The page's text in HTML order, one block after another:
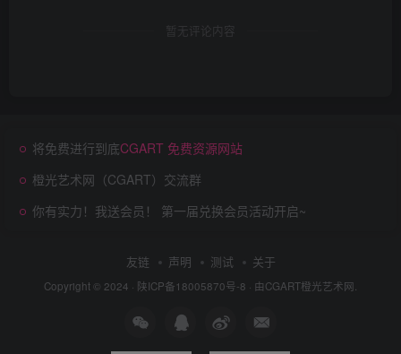
暂无评论内容
将免费进行到底CGART 免费资源网站
橙光艺术网（CGART）交流群
你有实力！我送会员！ 第一届兑换会员活动开启~
友链 声明 测试 关于
Copyright © 2024 · 陕ICP备18005870号-8 · 由CGART橙光艺术网.